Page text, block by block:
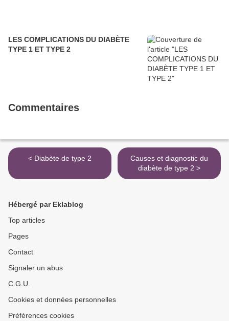
LES COMPLICATIONS DU DIABÈTE
TYPE 1 ET TYPE 2
Commentaires
< Diabète de type 2
Causes et diagnostic du
diabète de type 2 >
Hébergé par Eklablog
Top articles
Pages
Contact
Signaler un abus
C.G.U.
Cookies et données personnelles
Préférences cookies